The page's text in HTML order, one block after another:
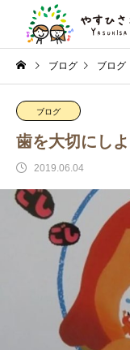
ブログ ブログ
ブログ
歯を大切にしよ
2019.06.04